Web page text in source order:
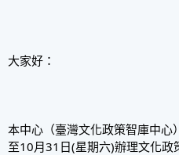
大家好：
本中心（臺灣文化政策智庫中
至10月31日(星期六)辦理文化政